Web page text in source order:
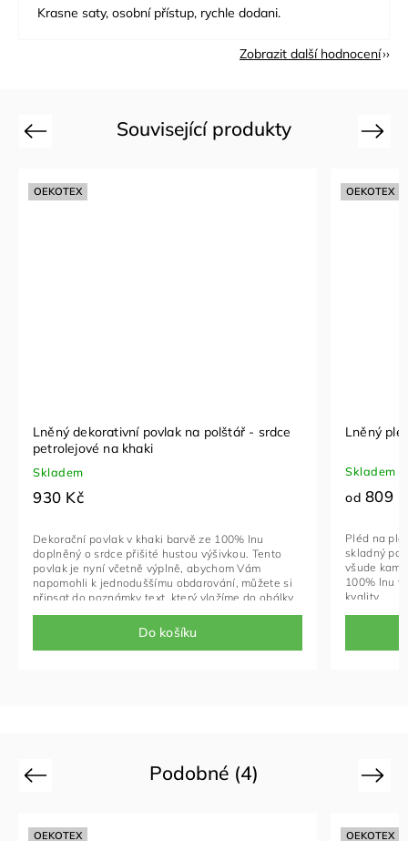
Krasne saty, osobní přístup, rychle dodani.
Zobrazit další hodnocení
Související produkty
Previous
OEKOTEX
Lněný dekorativní povlak na polštář - srdce
petrolejové na khaki
Skladem
930 Kč
Do košíku
Dekorační povlak v khaki barvě ze 100% lnu
doplněný o srdce přišité hustou výšivkou. Tento
povlak je nyní včetně výplně, abychom Vám
napomohli k jednoduššímu obdarování, můžete si
připsat do poznámky text, který vložíme do obálky
rozbalování bude zážitkem!
OEKOTEX
Lněný
Skladem
od 809
Pléd na
skladný
všude kam
100% lnu
kvality.
Next
Podobné (4)
Previous
OEKOTEX OEKOTEX
Next